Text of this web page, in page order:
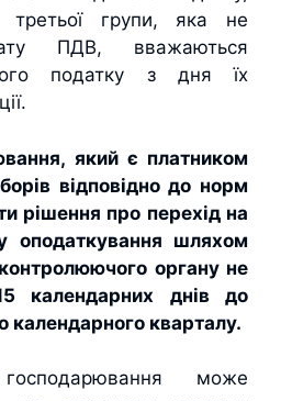
третьої групи, яка не
ПДВ, вважаються
податку з дня їх
який є платником
відповідно до норм
рішення про перехід на
оподаткування шляхом
органу не
календарних днів до
календарного кварталу.
може